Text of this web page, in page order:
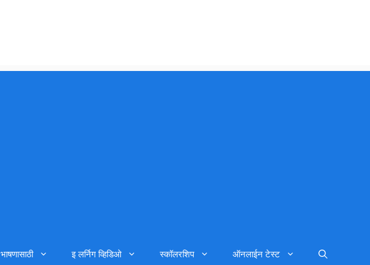
भाषणासाठी इ लर्निग व्हिडिओ स्कॉलरशिप ऑनलाईन टेस्ट